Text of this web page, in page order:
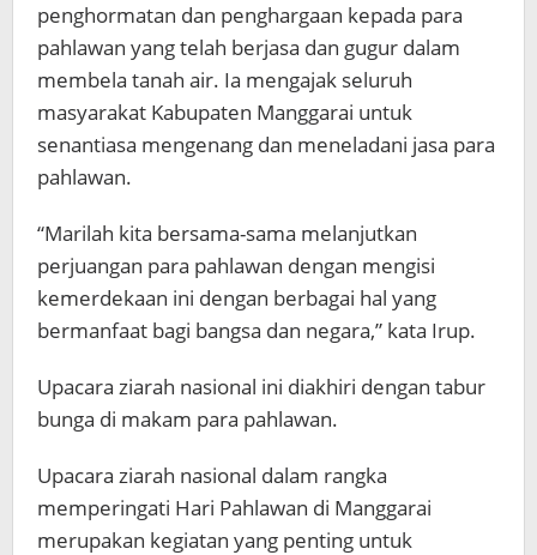
penghormatan dan penghargaan kepada para
pahlawan yang telah berjasa dan gugur dalam
membela tanah air. Ia mengajak seluruh
masyarakat Kabupaten Manggarai untuk
senantiasa mengenang dan meneladani jasa para
pahlawan.
“Marilah kita bersama-sama melanjutkan
perjuangan para pahlawan dengan mengisi
kemerdekaan ini dengan berbagai hal yang
bermanfaat bagi bangsa dan negara,” kata Irup.
Upacara ziarah nasional ini diakhiri dengan tabur
bunga di makam para pahlawan.
Upacara ziarah nasional dalam rangka
memperingati Hari Pahlawan di Manggarai
merupakan kegiatan yang penting untuk